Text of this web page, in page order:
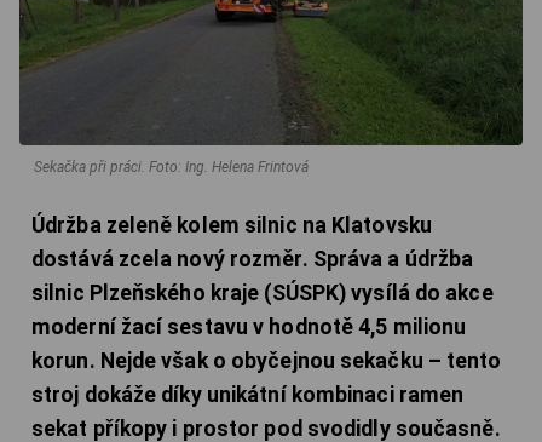
Sekačka při práci. Foto: Ing. Helena Frintová
Údržba zeleně kolem silnic na Klatovsku
dostává zcela nový rozměr. Správa a údržba
silnic Plzeňského kraje (SÚSPK) vysílá do akce
moderní žací sestavu v hodnotě 4,5 milionu
korun. Nejde však o obyčejnou sekačku – tento
stroj dokáže díky unikátní kombinaci ramen
sekat příkopy i prostor pod svodidly současně.